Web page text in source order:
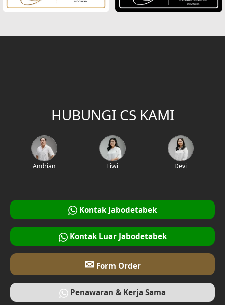
HUBUNGI CS KAMI
Andrian Tiwi Devi
Kontak Jabodetabek
Kontak Luar Jabodetabek
✉ Form Order
Penawaran & Kerja Sama